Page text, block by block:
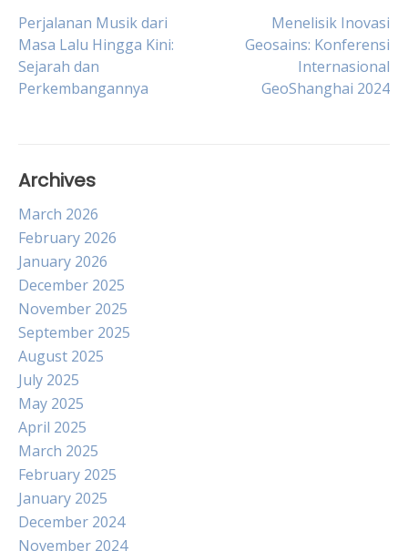
Post
navigation
Perjalanan Musik dari
Masa Lalu Hingga Kini:
Sejarah dan
Perkembangannya
Menelisik Inovasi
Geosains: Konferensi
Internasional
GeoShanghai 2024
Archives
March 2026
February 2026
January 2026
December 2025
November 2025
September 2025
August 2025
July 2025
May 2025
April 2025
March 2025
February 2025
January 2025
December 2024
November 2024